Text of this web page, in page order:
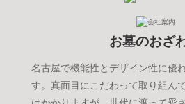
お墓のおざ
名古屋で機能性とデザイン性に優
す。真面目にこだわって取り組ん